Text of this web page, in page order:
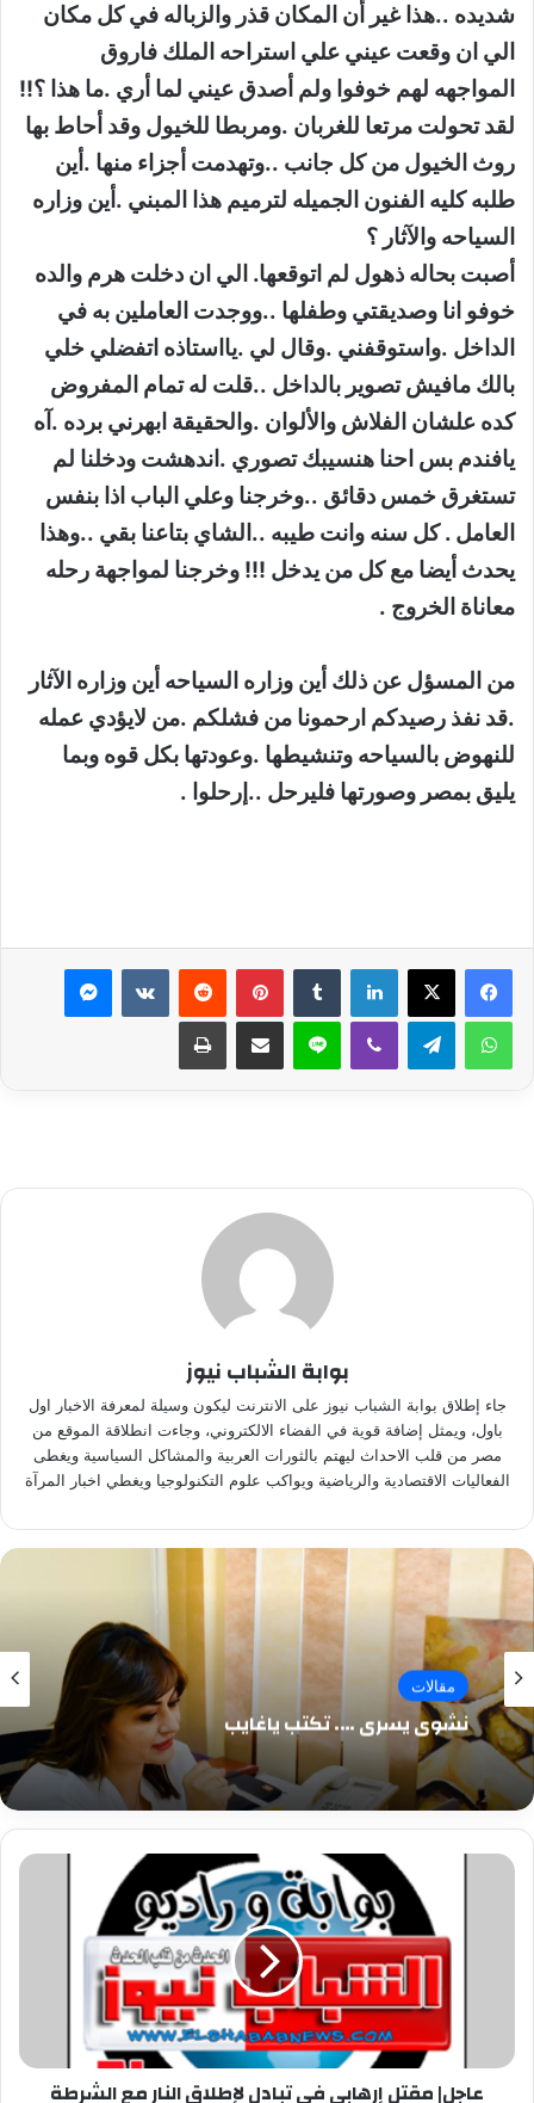
شديده ..هذا غير أن المكان قذر والزباله في كل مكان
الي ان وقعت عيني علي استراحه الملك فاروق
المواجهه لهم خوفوا ولم أصدق عيني لما أري .ما هذا ؟!!
لقد تحولت مرتعا للغربان .ومربطا للخيول وقد أحاط بها
روث الخيول من كل جانب ..وتهدمت أجزاء منها .أين
طلبه كليه الفنون الجميله لترميم هذا المبني .أين وزاره
السياحه والآثار ؟
أصبت بحاله ذهول لم اتوقعها. الي ان دخلت هرم والده
خوفو انا وصديقتي وطفلها ..ووجدت العاملين به في
الداخل .واستوقفني .وقال لي .يااستاذه اتفضلي خلي
بالك مافيش تصوير بالداخل ..قلت له تمام المفروض
كده علشان الفلاش والألوان .والحقيقة ابهرني برده .آه
يافندم بس احنا هنسيبك تصوري .اندهشت ودخلنا لم
تستغرق خمس دقائق ..وخرجنا وعلي الباب اذا بنفس
العامل . كل سنه وانت طيبه ..الشاي بتاعنا بقي ..وهذا
يحدث أيضا مع كل من يدخل !!! وخرجنا لمواجهة رحله
معاناة الخروج .
من المسؤل عن ذلك أين وزاره السياحه أين وزاره الآثار
.قد نفذ رصيدكم ارحمونا من فشلكم .من لايؤدي عمله
للنهوض بالسياحه وتنشيطها .وعودتها بكل قوه وبما
يليق بمصر وصورتها فليرحل ..إرحلوا .
لينكدإن بينتيريست ماسنجر
واتساب تيلقرام ڤايبر لاين مشاركة عبر البريد طباعة
بوابة الشباب نيوز
جاء إطلاق بوابة الشباب نيوز على الانترنت ليكون وسيلة لمعرفة الاخبار اول
باول، ويمثل إضافة قوية في الفضاء الالكتروني، وجاءت انطلاقة الموقع من
مصر من قلب الاحداث ليهتم بالثورات العربية والمشاكل السياسية ويغطى
الفعاليات الاقتصادية والرياضية ويواكب علوم التكنولوجيا ويغطي اخبار المرآة
مقالات
نشوى يسرى …. تكتب ياغايب
عاجل|
الشرطة
بالجيزةعاجل| مقتل إرهابى فى تبادل لإطلاق النار مع الشرطة